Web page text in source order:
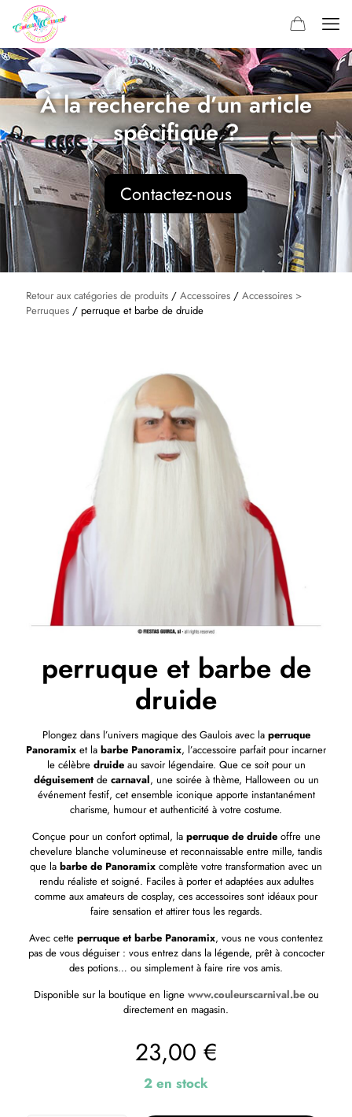
À la recherche d’un article
spécifique ?
Contactez-nous
Retour aux catégories de produits / Accessoires / Accessoires >
Perruques / perruque et barbe de druide
perruque et barbe de
druide
Plongez dans l’univers magique des Gaulois avec la perruque
Panoramix et la barbe Panoramix, l’accessoire parfait pour incarner
le célèbre druideau savoir légendaire. Que ce soit pour un
déguisementde carnaval, une soirée à thème, Halloween ou un
événement festif, cet ensemble iconique apporte instantanément
charisme, humour et authenticité à votre costume.
Conçue pour un confort optimal, la perruque de druideoffre une
chevelure blanche volumineuse et reconnaissable entre mille, tandis
que la barbe de Panoramix complète votre transformation avec un
rendu réaliste et soigné. Faciles à porter et adaptées aux adultes
comme aux amateurs de cosplay, ces accessoires sont idéaux pour
faire sensation et attirer tous les regards.
Avec cette perruque et barbe Panoramix, vous ne vous contentez
pas de vous déguiser : vous entrez dans la légende, prêt à concocter
des potions… ou simplement à faire rire vos amis.
Disponible sur la boutique en ligne www.couleurscarnival.beou
directement en magasin.
23,00 €
2 en stock